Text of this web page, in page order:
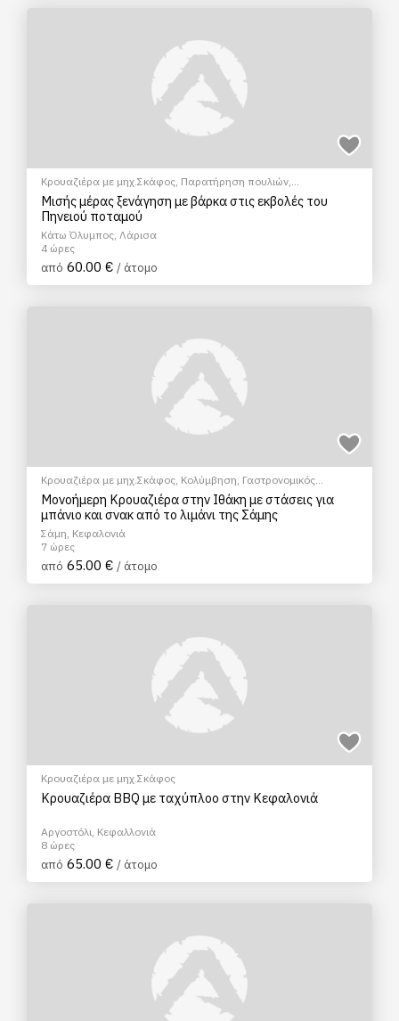
Κρουαζιέρα με μηχ.Σκάφος, Παρατήρηση πουλιών,
Γαστρονομικός τουρισμός
Μισής μέρας ξενάγηση με βάρκα στις εκβολές του
Πηνειού ποταμού
Κάτω Όλυμπος, Λάρισα
4 ώρες
από 60.00 € / άτομο
Κρουαζιέρα με μηχ.Σκάφος, Κολύμβηση, Γαστρονομικός
τουρισμός
Ξεναγήσεις/Αξιοθέατα
Μονοήμερη Κρουαζιέρα στην Ιθάκη με στάσεις για
μπάνιο και σνακ από το λιμάνι της Σάμης
Σάμη, Κεφαλονιά
7 ώρες
από 65.00 € / άτομο
Κρουαζιέρα με μηχ.Σκάφος
Κρουαζιέρα BBQ με ταχύπλοο στην Κεφαλονιά
Αργοστόλι, Κεφαλλονιά
8 ώρες
από 65.00 € / άτομο